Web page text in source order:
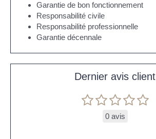
Garantie de bon fonctionnement
Responsabilité civile
Responsabilité professionnelle
Garantie décennale
Dernier avis client
0 avis